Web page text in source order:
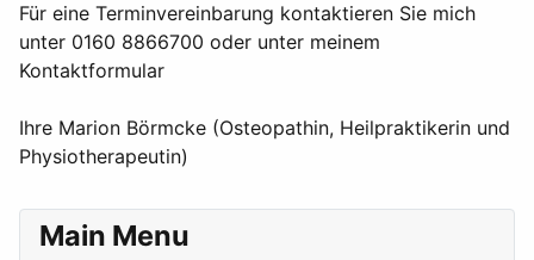
Für eine Terminvereinbarung kontaktieren Sie mich
unter 0160 8866700 oder unter meinem
Kontaktformular
Ihre Marion Börmcke (Osteopathin, Heilpraktikerin und
Physiotherapeutin)
Main Menu